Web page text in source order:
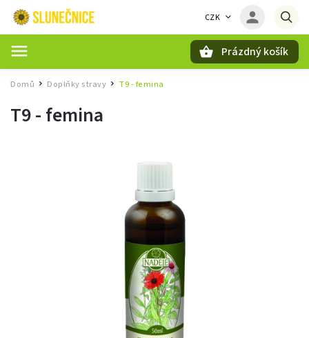
CZK
Prázdný košík
Domů / Doplňky stravy / T9 - femina
T9 - femina